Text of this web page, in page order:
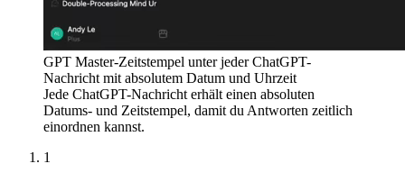
GPT Master-Zeitstempel unter jeder ChatGPT-
Nachricht mit absolutem Datum und Uhrzeit
Jede ChatGPT-Nachricht erhält einen absoluten
Datums- und Zeitstempel, damit du Antworten zeitlich
einordnen kannst.
1